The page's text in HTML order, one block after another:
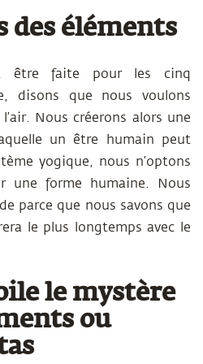
des éléments
être faite pour les cinq
disons que nous voulons
Nous créerons alors une
un être humain peut
yogique, nous n’optons
une forme humaine. Nous
parce que nous savons que
le plus longtemps avec le
le mystère
ou